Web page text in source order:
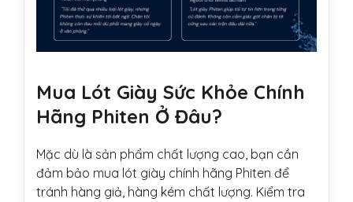
Mua Lót Giày Sức Khỏe Chính
Hãng Phiten Ở Đâu?
Mặc dù là sản phẩm chất lượng cao, bạn cần
đảm bảo mua lót giày chính hãng Phiten để
tránh hàng giả, hàng kém chất lượng. Kiểm tra